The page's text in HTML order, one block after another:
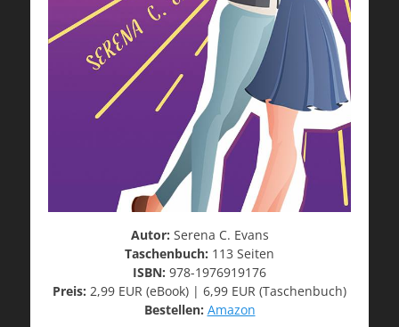
Autor: Serena C. Evans
Taschenbuch: 113 Seiten
ISBN: 978-1976919176
Preis: 2,99 EUR (eBook) | 6,99 EUR (Taschenbuch)
Bestellen: Amazon